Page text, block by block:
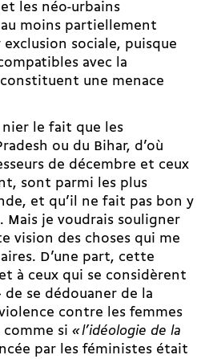
les néo-urbains
moins partiellement
sociale, puisque
avec la
une menace
nier le fait que les
ou du Bihar, d’où
de décembre et ceux
sont parmi les plus
et qu’il ne fait pas bon y
Mais je voudrais souligner
vision des choses qui me
D’une part, cette
à ceux qui se considèrent
de se dédouaner de la
contre les femmes
comme si «l’idéologie de la
par les féministes était